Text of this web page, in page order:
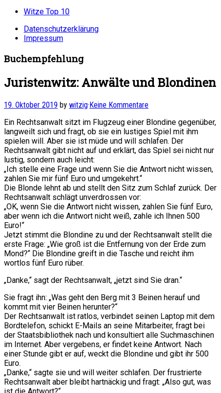
Witze Top 10
Datenschutzerklärung
Impressum
Buchempfehlung
Juristenwitz: Anwälte und Blondinen
19. Oktober 2019 by witzig·Keine Kommentare
Ein Rechtsanwalt sitzt im Flugzeug einer Blondine gegenüber,
langweilt sich und fragt, ob sie ein lustiges Spiel mit ihm
spielen will. Aber sie ist müde und will schlafen. Der
Rechtsanwalt gibt nicht auf und erklärt, das Spiel sei nicht nur
lustig, sondern auch leicht:
„Ich stelle eine Frage und wenn Sie die Antwort nicht wissen,
zahlen Sie mir fünf Euro und umgekehrt.“
Die Blonde lehnt ab und stellt den Sitz zum Schlaf zurück. Der
Rechtsanwalt schlägt unverdrossen vor:
„OK, wenn Sie die Antwort nicht wissen, zahlen Sie fünf Euro,
aber wenn ich die Antwort nicht weiß, zahle ich Ihnen 500
Euro!“
Jetzt stimmt die Blondine zu und der Rechtsanwalt stellt die
erste Frage: „Wie groß ist die Entfernung von der Erde zum
Mond?“ Die Blondine greift in die Tasche und reicht ihm
wortlos fünf Euro rüber.
„Danke,“ sagt der Rechtsanwalt, „jetzt sind Sie dran.“
Sie fragt ihn: „Was geht den Berg mit 3 Beinen herauf und
kommt mit vier Beinen herunter?“
Der Rechtsanwalt ist ratlos, verbindet seinen Laptop mit dem
Bordtelefon, schickt E-Mails an seine Mitarbeiter, fragt bei
der Staatsbibliothek nach und konsultiert alle Suchmaschinen
im Internet. Aber vergebens, er findet keine Antwort. Nach
einer Stunde gibt er auf, weckt die Blondine und gibt ihr 500
Euro.
„Danke,“ sagte sie und will weiter schlafen. Der frustrierte
Rechtsanwalt aber bleibt hartnäckig und fragt: „Also gut, was